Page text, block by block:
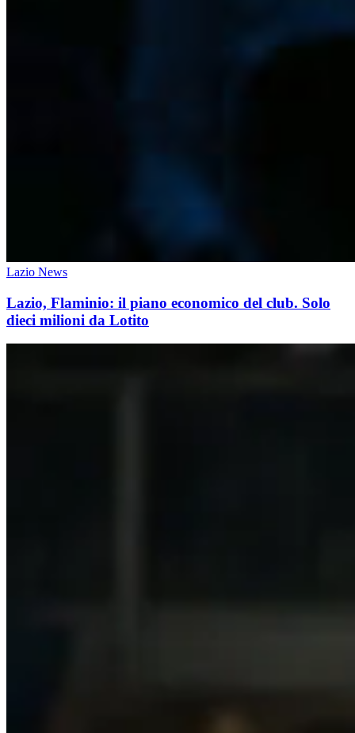
Lazio News
Lazio, Flaminio: il piano economico del club. Solo
dieci milioni da Lotito